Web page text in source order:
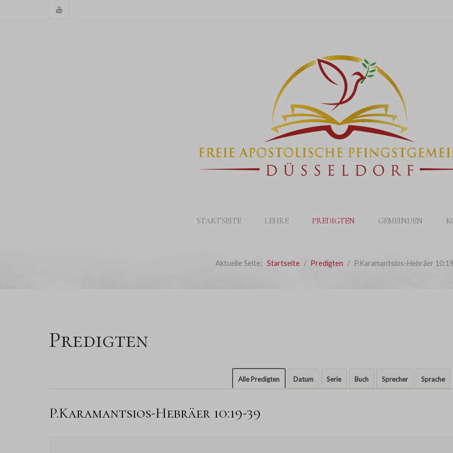
STARTSEITE LEHRE PREDIGTEN GEMEINDEN
Aktuelle Seite: Startseite Predigten P.Karamantsios-Hebräer
Predigten
Alle Predigten Datum Serie Buch Sprecher Sprache
P.Karamantsios-Hebräer 10:19-39